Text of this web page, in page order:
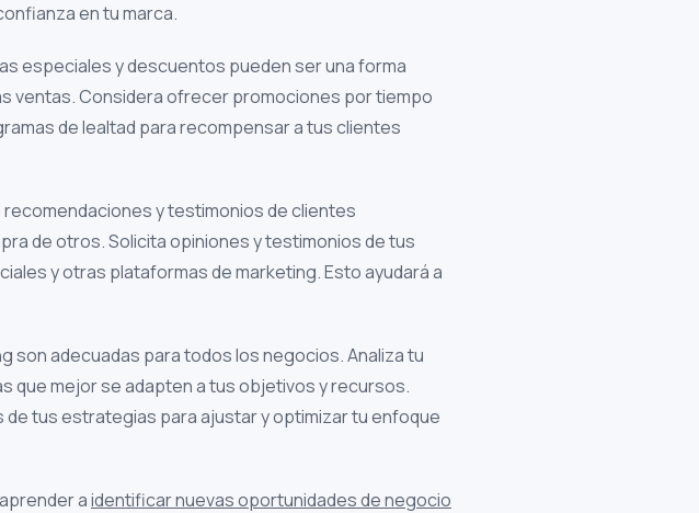
en tu marca.
especiales y descuentos pueden ser una forma
ventas. Considera ofrecer promociones por tiempo
de lealtad para recompensar a tus clientes
recomendaciones y testimonios de clientes
de otros. Solicita opiniones y testimonios de tus
y otras plataformas de marketing. Esto ayudará a
son adecuadas para todos los negocios. Analiza tu
que mejor se adapten a tus objetivos y recursos.
tus estrategias para ajustar y optimizar tu enfoque
aidentificar nuevas oportunidades de negocio